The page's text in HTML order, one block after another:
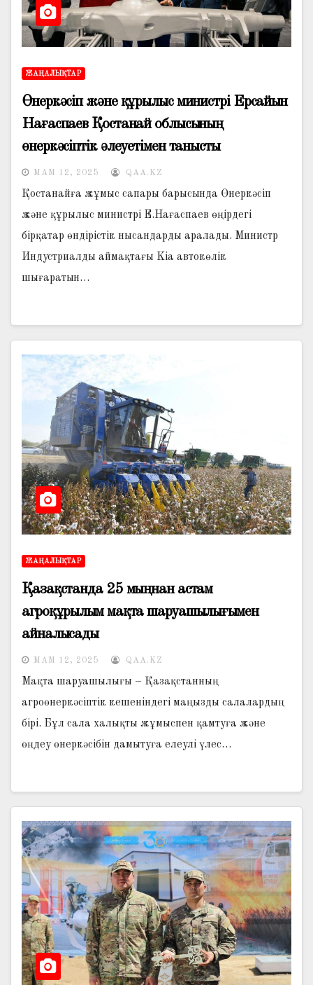
ЖАҢАЛЫҚТАР
Өнеркәсіп және құрылыс министрі Ерсайын
Нағаспаев Қостанай облысының
өнеркәсіптік әлеуетімен танысты
МАМ 12, 2025 QAA.KZ
Қостанайға жұмыс сапары барысында Өнеркәсіп
және құрылыс министрі Е.Нағаспаев өңірдегі
бірқатар өндірістік нысандарды аралады. ​Министр
Индустриалды аймақтағы Kia автокөлік
шығаратын…
ЖАҢАЛЫҚТАР
Қазақстанда 25 мыңнан астам
агроқұрылым мақта шаруашылығымен
айналысады
МАМ 12, 2025 QAA.KZ
Мақта шаруашылығы – Қазақстанның
агроөнеркәсіптік кешеніндегі маңызды салалардың
бірі. Бұл сала халықты жұмыспен қамтуға және
өңдеу өнеркәсібін дамытуға елеулі үлес…